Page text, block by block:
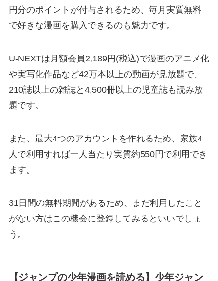
円分のポイントが付与されるため、毎月実質無料
で好きな漫画を購入できるのも魅力です。
U-NEXTは月額会員2,189円(税込)で漫画のアニメ化
や実写化作品など42万本以上の動画が見放題で、
210誌以上の雑誌と4,500冊以上の児童誌も読み放
題です。
また、最大4つのアカウントを作れるため、家族4
人で利用すれば一人当たり実質約550円で利用でき
ます。
31日間の無料期間があるため、まだ利用したこと
がない方はこの機会に登録してみるといいでしょ
う。
【ジャンプの少年漫画を読める】少年ジャン